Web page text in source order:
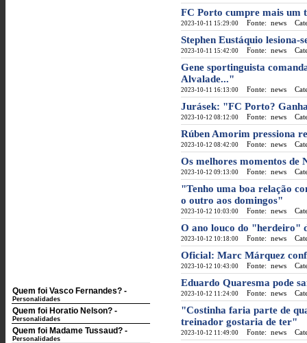
Quem foi Vasco Fernandes? -
Personalidades
Quem foi Horatio Nelson? -
Personalidades
Quem foi Madame Tussaud? -
Personalidades
FC Porto cumpre mais um
2023-10-11 15:29:00 Fonte: news
Stephen Eustáquio lesiona-
2023-10-11 15:42:00 Fonte: news
Gene sportinguista
Alvalade..."
2023-10-11 16:13:00 Fonte: news
Jurásek: "FC Porto?
2023-10-12 08:12:00 Fonte: news
Rúben Amorim pressiona
2023-10-12 08:42:00 Fonte: news
Os melhores momentos de
2023-10-12 09:13:00 Fonte: news
"Tenho uma boa relação
o outro aos domingos"
2023-10-12 10:03:00 Fonte: news
O ano louco do "herdeiro"
2023-10-12 10:18:00 Fonte: news
Oficial: Marc Márquez
2023-10-12 10:43:00 Fonte: news
Eduardo Quaresma pode
2023-10-12 11:24:00 Fonte: news
"Costinha faria parte de
treinador gostaria de ter"
2023-10-12 11:49:00 Fonte: news